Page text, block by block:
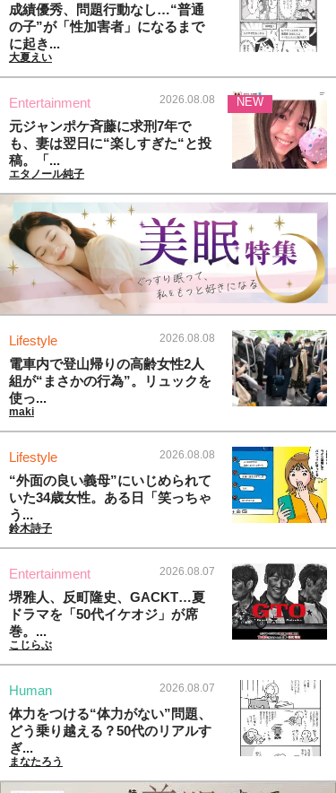
成績優秀、問題行動なし…“普通
の子”が「性加害者」になるまで
に起き...
大夏えい
Entertainment 2026.08.08
元ジャンポケ斉藤に求刑7年で
も、妻は翌日に“楽しすぎた“と投
稿。「...
エタノール純子
NEW
Lifestyle 2026.08.08
電車内で登山帰りの高齢女性2人
組が“まさかの行為”。リュックを
使っ...
maki
Lifestyle 2026.08.08
“外面の良い義母”にいじめられて
いた34歳女性。ある日「笑っちゃ
う...
鈴木詩子
Entertainment 2026.08.07
堺雅人、反町隆史、GACKT…夏
ドラマを「50代イケオジ」が席
巻。...
こじらぶ
Human 2026.08.07
体力をつける“体力がない”問題、
どう乗り越える？50代のリアルす
ぎ...
まなたろう